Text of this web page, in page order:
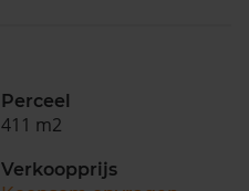
Perceel
411 m2
Verkoopprijs